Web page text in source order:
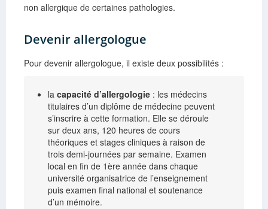
non allergique de certaines pathologies.
Devenir allergologue
Pour devenir allergologue, il existe deux possibilités :
la capacité d’allergologie : les médecins
titulaires d’un diplôme de médecine peuvent
s’inscrire à cette formation. Elle se déroule
sur deux ans, 120 heures de cours
théoriques et stages cliniques à raison de
trois demi-journées par semaine. Examen
local en fin de 1ère année dans chaque
université organisatrice de l’enseignement
puis examen final national et soutenance
d’un mémoire.